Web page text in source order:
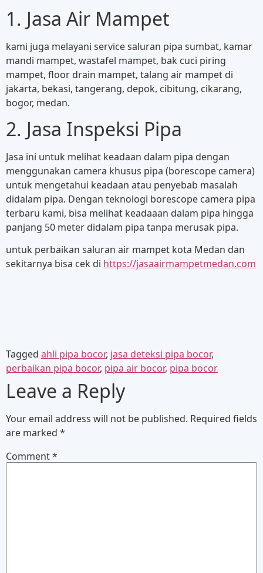
1. Jasa Air Mampet
kami juga melayani service saluran pipa sumbat, kamar
mandi mampet, wastafel mampet, bak cuci piring
mampet, floor drain mampet, talang air mampet di
jakarta, bekasi, tangerang, depok, cibitung, cikarang,
bogor, medan.
2. Jasa Inspeksi Pipa
Jasa ini untuk melihat keadaan dalam pipa dengan
menggunakan camera khusus pipa (borescope camera)
untuk mengetahui keadaan atau penyebab masalah
didalam pipa. Dengan teknologi borescope camera pipa
terbaru kami, bisa melihat keadaaan dalam pipa hingga
panjang 50 meter didalam pipa tanpa merusak pipa.
untuk perbaikan saluran air mampet kota Medan dan
sekitarnya bisa cek di https://jasaairmampetmedan.com
Tagged ahli pipa bocor, jasa deteksi pipa bocor,
perbaikan pipa bocor, pipa air bocor, pipa bocor
Leave a Reply
Your email address will not be published. Required fields
are marked *
Comment*